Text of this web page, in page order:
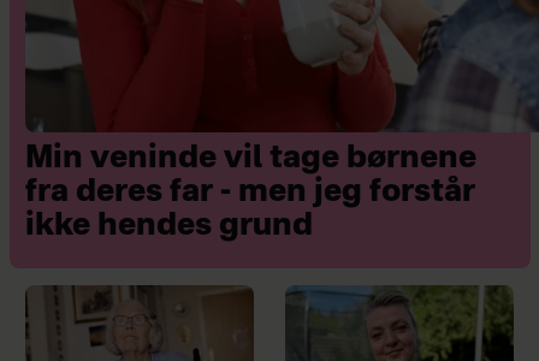
Giv ikke op. Husk på, at der er lys for
enden af tunnelen. Du kommer
igennem, og du er ikke alene.
Få praktisk hjælp. Få hjælp med
aflastning af barnet.
er en midlertidig tilstand – det går
over.
Min veninde vil tage børnene
fra deres far - men jeg forstår
ikke hendes grund